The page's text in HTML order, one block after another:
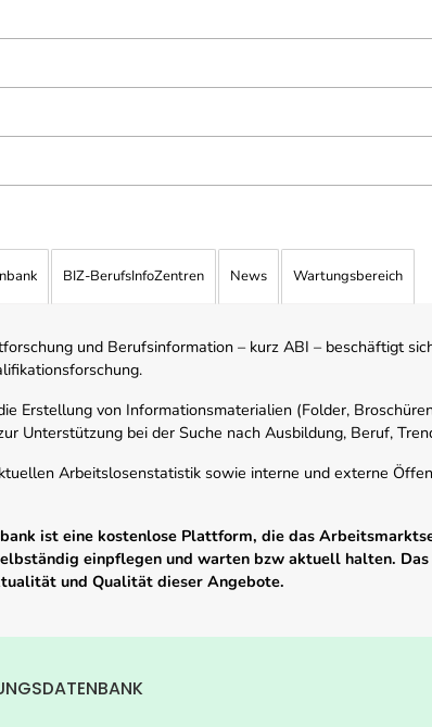
BIZ-BerufsInfoZentren News Wartungsbereich
und Berufsinformation – kurz ABI – beschäftigt
Erstellung von Informationsmaterialien (Folder,
Unterstützung bei der Suche nach Ausbildung, Beruf,
Arbeitslosenstatistik sowie interne und externe
ist eine kostenlose Plattform, die das
einpflegen und warten bzw aktuell halten.
und Qualität dieser Angebote.